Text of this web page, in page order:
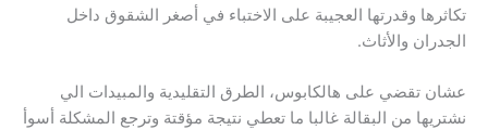
تكاثرها وقدرتها العجيبة على الاختباء في أصغر الشقوق داخل
الجدران والأثاث.
عشان تقضي على هالكابوس، الطرق التقليدية والمبيدات الي
نشتريها من البقالة غالبا ما تعطي نتيجة مؤقتة وترجع المشكلة أسوأ